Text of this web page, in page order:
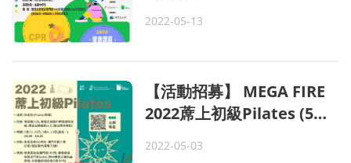
2022-05-13
【活動招募】 MEGA FIRE
2022蓆上初級Pilates (5月
2022-05-03